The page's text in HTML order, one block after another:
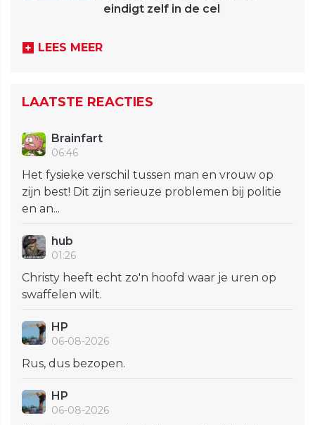
eindigt zelf in de cel
LEES MEER
LAATSTE REACTIES
Brainfart
06:46
Het fysieke verschil tussen man en vrouw op
zijn best! Dit zijn serieuze problemen bij politie
en an...
hub
01:26
Christy heeft echt zo'n hoofd waar je uren op
swaffelen wilt.
HP
06-08-2026
Rus, dus bezopen.
HP
06-08-2026